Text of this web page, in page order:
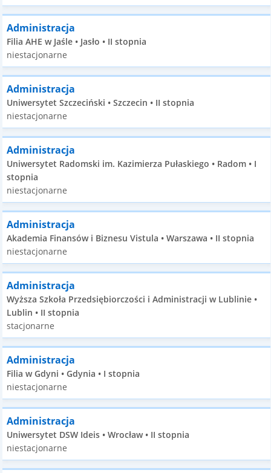
Administracja
Filia AHE w Jaśle • Jasło • II stopnia
niestacjonarne
Administracja
Uniwersytet Szczeciński • Szczecin • II stopnia
niestacjonarne
Administracja
Uniwersytet Radomski im. Kazimierza Pułaskiego • Radom • I
stopnia
niestacjonarne
Administracja
Akademia Finansów i Biznesu Vistula • Warszawa • II stopnia
niestacjonarne
Administracja
Wyższa Szkoła Przedsiębiorczości i Administracji w Lublinie •
Lublin • II stopnia
stacjonarne
Administracja
Filia w Gdyni • Gdynia • I stopnia
niestacjonarne
Administracja
Uniwersytet DSW Ideis • Wrocław • II stopnia
niestacjonarne